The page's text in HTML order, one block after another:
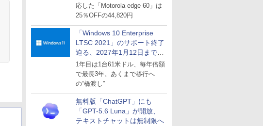
応した「Motorola edge 60」は
25％OFFの44,820円
「Windows 10 Enterprise
LTSC 2021」のサポート終了
迫る、2027年1月12日まで
～ESUは9月1日から販売
1年目は1台61米ドル、毎年倍額
で最長3年。あくまで移行へ
の“橋渡し”
無料版「ChatGPT」にも
「GPT-5.6 Luna」が開放、
テキストチャットは無制限へ